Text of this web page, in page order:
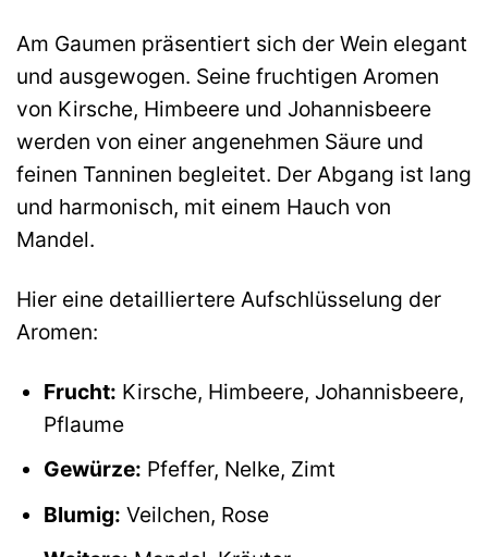
Am Gaumen präsentiert sich der Wein elegant
und ausgewogen. Seine fruchtigen Aromen
von Kirsche, Himbeere und Johannisbeere
werden von einer angenehmen Säure und
feinen Tanninen begleitet. Der Abgang ist lang
und harmonisch, mit einem Hauch von
Mandel.
Hier eine detailliertere Aufschlüsselung der
Aromen:
Frucht: Kirsche, Himbeere, Johannisbeere,
Pflaume
Gewürze: Pfeffer, Nelke, Zimt
Blumig: Veilchen, Rose